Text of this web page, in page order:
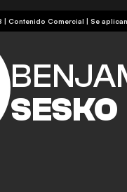
+18 |
SESKO